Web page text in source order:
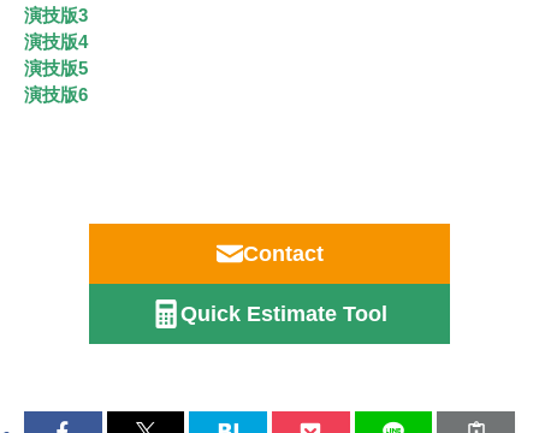
演技版3
演技版4
演技版5
演技版6
Contact
Quick Estimate Tool